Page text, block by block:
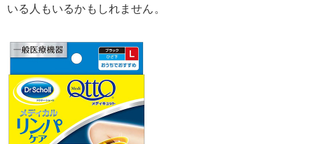
いる人もいるかもしれません。